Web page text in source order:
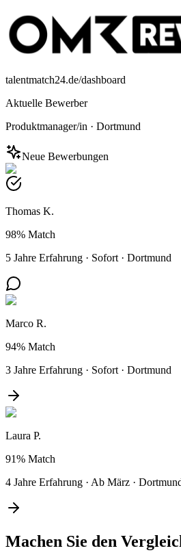
talentmatch24.de/dashboard
Aktuelle Bewerber
Produktmanager/in · Dortmund
Neue Bewerbungen
Thomas K.
98% Match
5 Jahre Erfahrung · Sofort · Dortmund
Marco R.
94% Match
3 Jahre Erfahrung · Sofort · Dortmund
Laura P.
91% Match
4 Jahre Erfahrung · Ab März ·
Machen Sie den